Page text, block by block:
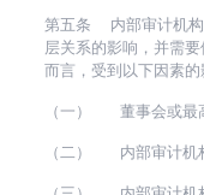
第五条 内部审计机构
层关系的影响，并需
而言，受到以下因素的
（一） 董事会或最
（二） 内部审计机